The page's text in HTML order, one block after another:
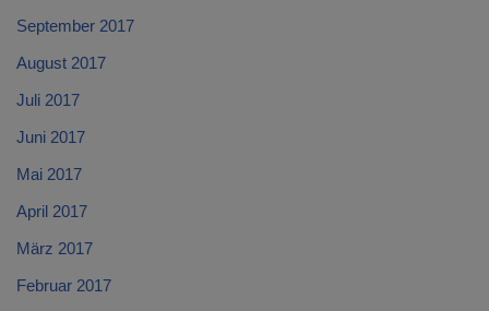
September 2017
August 2017
Juli 2017
Juni 2017
Mai 2017
April 2017
März 2017
Februar 2017